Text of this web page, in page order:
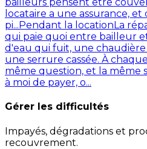
locataire a une assurance,
pi...Pendant la locationLa
qui paie quoi entre bailleur
d'eau qui fuit, une
une serrure cassée. À
même question, et la même
à moi de payer, o...
Gérer les difficultés
Impayés, dégradations et
recouvrement.